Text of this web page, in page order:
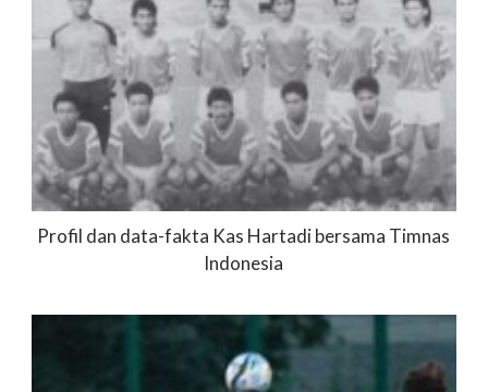
Profil dan data-fakta Kas Hartadi bersama Timnas
Indonesia